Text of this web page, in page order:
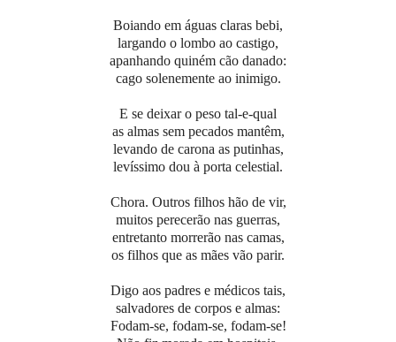
Boiando em águas claras bebi,
largando o lombo ao castigo,
apanhando quiném cão danado:
cago solenemente ao inimigo.
E se deixar o peso tal-e-qual
as almas sem pecados mantêm,
levando de carona as putinhas,
levíssimo dou à porta celestial.
Chora. Outros filhos hão de vir,
muitos perecerão nas guerras,
entretanto morrerão nas camas,
os filhos que as mães vão parir.
Digo aos padres e médicos tais,
salvadores de corpos e almas:
Fodam-se, fodam-se, fodam-se!